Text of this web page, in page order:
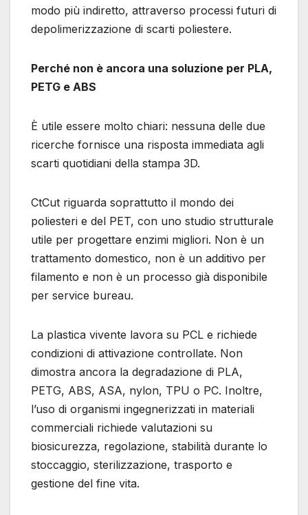
modo più indiretto, attraverso processi futuri di
depolimerizzazione di scarti poliestere.
Perché non è ancora una soluzione per PLA,
PETG e ABS
È utile essere molto chiari: nessuna delle due
ricerche fornisce una risposta immediata agli
scarti quotidiani della stampa 3D.
CtCut riguarda soprattutto il mondo dei
poliesteri e del PET, con uno studio strutturale
utile per progettare enzimi migliori. Non è un
trattamento domestico, non è un additivo per
filamento e non è un processo già disponibile
per service bureau.
La plastica vivente lavora su PCL e richiede
condizioni di attivazione controllate. Non
dimostra ancora la degradazione di PLA,
PETG, ABS, ASA, nylon, TPU o PC. Inoltre,
l’uso di organismi ingegnerizzati in materiali
commerciali richiede valutazioni su
biosicurezza, regolazione, stabilità durante lo
stoccaggio, sterilizzazione, trasporto e
gestione del fine vita.